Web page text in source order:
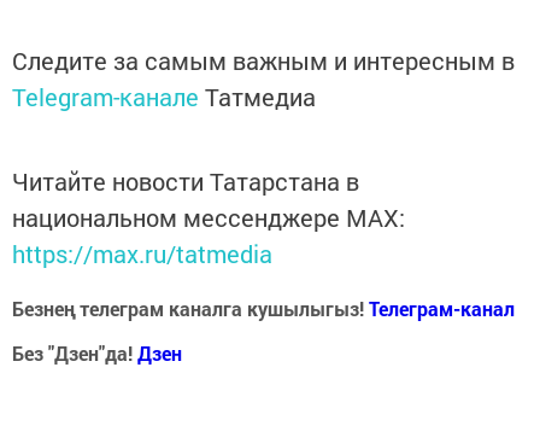
Следите за самым важным и интересным в
Telegram-канале Татмедиа
Читайте новости Татарстана в
национальном мессенджере MАХ:
https://max.ru/tatmedia
Безнең телеграм каналга кушылыгыз!Телеграм-канал
Без "Дзен"да!Дзен